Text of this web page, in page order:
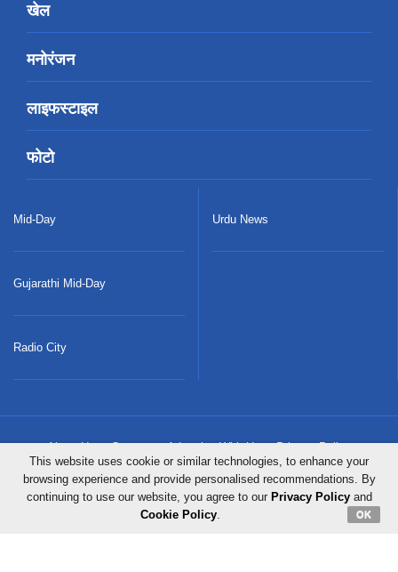
खेल
मनोरंजन
लाइफस्टाइल
फोटो
Mid-Day
Gujarathi Mid-Day
Radio City
Urdu News
About Us Careers Advertise With Us Privacy Policy
Terms & Conditions Contact Us Sitemap Grievance Redressal
This website uses cookie or similar technologies, to enhance your
browsing experience and provide personalised recommendations. By
continuing to use our website, you agree to our Privacy Policyand
Cookie Policy. OK